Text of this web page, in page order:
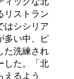
リストラン
はシシリア
多い中、ピ
た洗練され
した。「北
えるよう